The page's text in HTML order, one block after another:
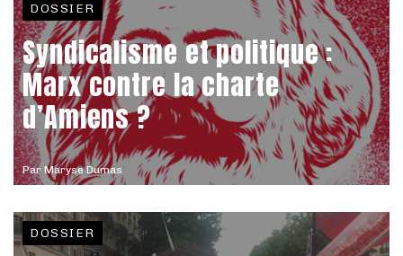
Par Maryse Dumas
DOSSIER
Syndicalisme et politique :
Marx contre la charte
d’Amiens ?
DOSSIER